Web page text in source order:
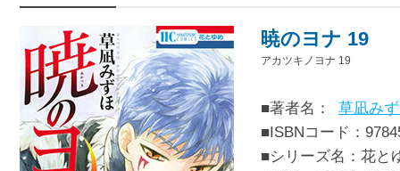
暁のヨナ 19
アカツキノヨナ 19
■著者名：
草凪み
■ISBNコード：
■シリーズ名：花と